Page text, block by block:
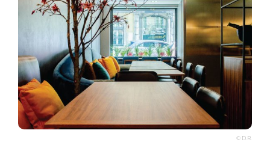
© D.R.